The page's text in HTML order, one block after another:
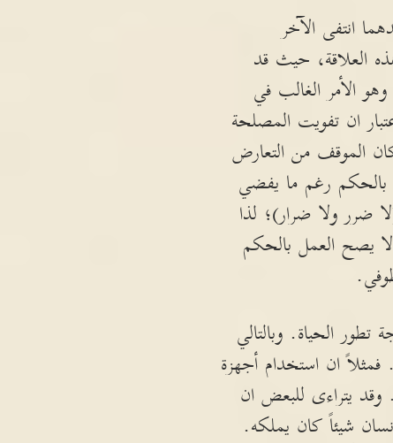
انتفى الآخر
العلاقة، حيث قد
الأمر الغالب في
ان تفويت المصلحة
الموقف من التعارض
بالحكم رغم ما يفضي
ضرر ولا ضرار)؛ لذا
يصح العمل بالحكم
الحياة. وبالتالي
ان استخدام أجهزة
يتراءى للبعض ان
شيئاً كان يملكه.